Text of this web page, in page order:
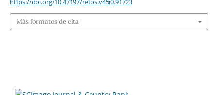
https://doi.org/10.47197/retos.v45i0.91723
Más formatos de cita